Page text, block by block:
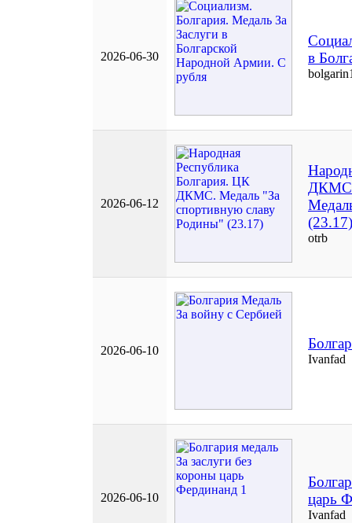
2026-06-30
в
2026-06-12
(23.17)
otrb
2026-06-10
Ivanfad
2026-06-10
царь
Ivanfad